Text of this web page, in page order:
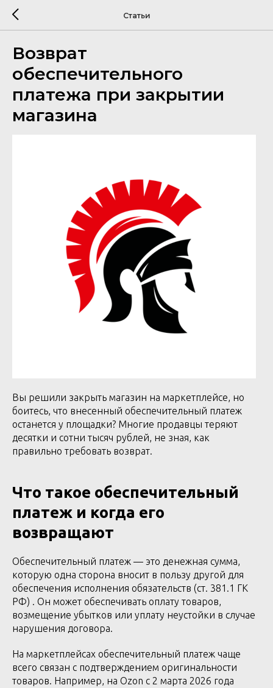
Статьи
Возврат
обеспечительного
платежа при закрытии
магазина
Вы решили закрыть магазин на маркетплейсе, но
боитесь, что внесенный обеспечительный платеж
останется у площадки? Многие продавцы теряют
десятки и сотни тысяч рублей, не зная, как
правильно требовать возврат.
Что такое обеспечительный
платеж и когда его
возвращают
Обеспечительный платеж — это денежная сумма,
которую одна сторона вносит в пользу другой для
обеспечения исполнения обязательств (ст. 381.1 ГК
РФ) . Он может обеспечивать оплату товаров,
возмещение убытков или уплату неустойки в случае
нарушения договора.
На маркетплейсах обеспечительный платеж чаще
всего связан с подтверждением оригинальности
товаров. Например, на Ozon с 2 марта 2026 года